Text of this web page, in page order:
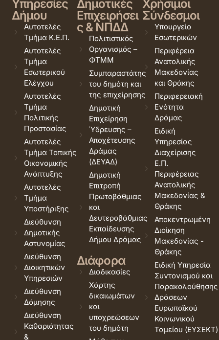
Υπηρεσίες
Δήμου
Αυτοτελές
Τμήμα Κ.Ε.Π.
Αυτοτελές
Τμήμα
Εσωτερικού
Ελέγχου
Αυτοτελές
Τμήμα
Πολιτικής
Προστασίας
Αυτοτελές
Τμήμα Τοπικής
Οικονομικής
Ανάπτυξης
Αυτοτελές
Τμήμα
Υποστήριξης
Διεύθυνση
Δημοτικής
Αστυνομίας
Διεύθυνση
Διοικητικών
Υπηρεσιών
Διεύθυνση
Δόμησης
Διεύθυνση
Καθαριότητας
&
Δημοτικές
Επιχειρήσει
ς & ΝΠΔΔ
Πολιτιστικός
Οργανισμός –
ΦΤΜΜ
Συμπαραστάτης
του δημότη και
της επιχείρησης
Δημοτική
Επιχείρηση
Ύδρευσης –
Αποχέτευσης
Δράμας
(ΔΕΥΑΔ)
Δημοτική
Επιτροπή
Πρωτοβάθμιας
και
Δευτεροβάθμιας
Εκπαίδευσης
Δήμου Δράμας
Διάφορα
Διαδικασίες
Χάρτης
δικαιωμάτων
και
υποχρεώσεων
του δημότη
Χρήσιμοι
Σύνδεσμοι
Υπουργείο
Εσωτερικών
Περιφέρεια
Ανατολικής
Μακεδονίας
και Θράκης
Περιφερειακή
Ενότητα
Δράμας
Ειδική
Υπηρεσίας
Διαχείρισης
Ε.Π.
Περιφέρειας
Ανατολικής
Μακεδονίας &
Θράκης
Αποκεντρωμένη
Διοίκηση
Μακεδονίας -
Θράκης
Ειδική Υπηρεσία
Συντονισμού και
Παρακολούθησης
Δράσεων
Ευρωπαϊκού
Κοινωνικού
Ταμείου (ΕΥΣΕΚΤ)